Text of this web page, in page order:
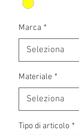
Marca *
Materiale *
Tipo di articolo *